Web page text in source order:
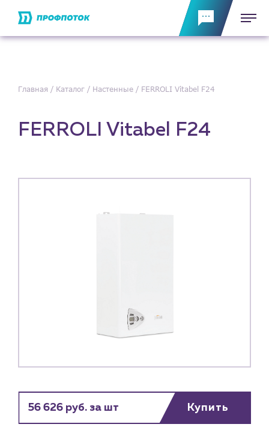
Главная Каталог Настенные FERROLI Vitabel F24
FERROLI Vitabel F24
56 626 руб. за шт Купить